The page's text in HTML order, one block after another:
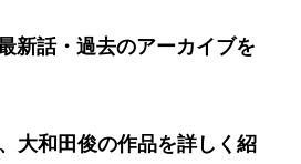
新話・過去のアーカイブを
大和田俊の作品を詳しく紹